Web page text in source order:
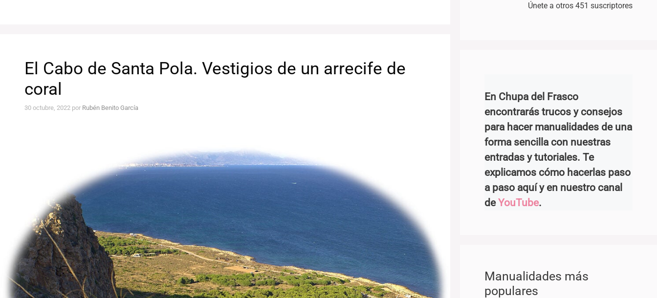
El Cabo de Santa Pola. Vestigios de un arrecife de
coral
30 octubre, 2022 por Rubén Benito García
Únete a otros 451 suscriptores
En Chupa del Frasco
encontrarás trucos y consejos
para hacer manualidades de una
forma sencilla con nuestras
entradas y tutoriales. Te
explicamos cómo hacerlas paso
a paso aquí y en nuestro canal
deYouTube.
Manualidades más
populares